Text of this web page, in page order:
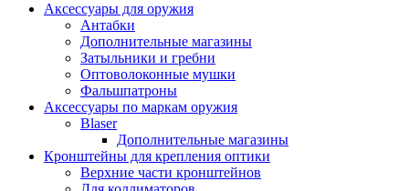
Аксессуары для оружия
Антабки
Дополнительные магазины
Затыльники и гребни
Оптоволоконные мушки
Фальшпатроны
Аксессуары по маркам оружия
Blaser
Дополнительные магазины
Кронштейны для крепления оптики
Верхние части кронштейнов